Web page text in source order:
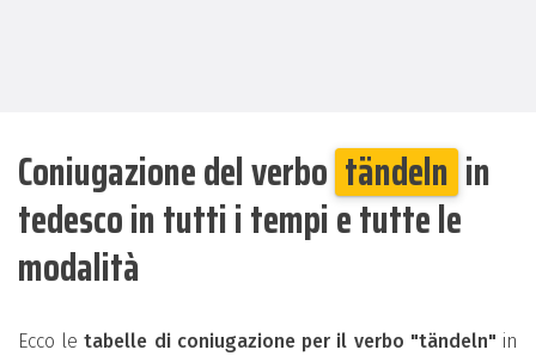
Coniugazione del verbo tändeln in
tedesco in tutti i tempi e tutte le
modalità
Ecco letabelle di coniugazione per il verbo "tändeln" in